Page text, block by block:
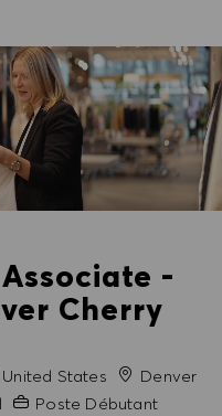
-
Cherry
United States VilleDenver
Expérience requise
Poste Débutant